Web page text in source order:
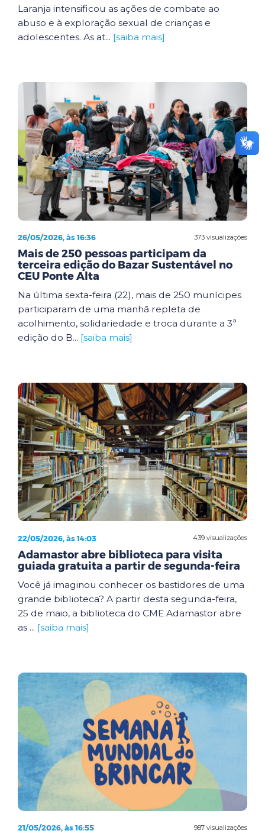
Laranja intensificou as ações de combate ao
abuso e à exploração sexual de crianças e
adolescentes. As at... [saiba mais]
373 visualizações
26/05/2026, às 16:36
Mais de 250 pessoas participam da
terceira edição do Bazar Sustentável no
CEU Ponte Alta
Na última sexta-feira (22), mais de 250 munícipes
participaram de uma manhã repleta de
acolhimento, solidariedade e troca durante a 3ª
edição do B... [saiba mais]
439 visualizações
22/05/2026, às 14:03
Adamastor abre biblioteca para visita
guiada gratuita a partir de segunda-feira
Você já imaginou conhecer os bastidores de uma
grande biblioteca? A partir desta segunda-feira,
25 de maio, a biblioteca do CME Adamastor abre
as ... [saiba mais]
987 visualizações
21/05/2026, às 16:55